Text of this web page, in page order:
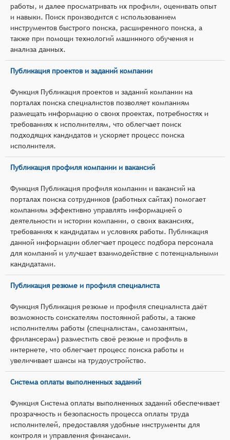
работы, и далее просматривать их профили, оценивать опыт
и навыки. Поиск производится с использованием
инструментов быстрого поиска, расширенного поиска, а
также при помощи технологий машинного обучения и
анализа данных.
Публикация проектов и заданий компании
Функция Публикация проектов и заданий компании на
порталах поиска специалистов позволяет компаниям
размещать информацию о своих проектах, потребностях и
требованиях к исполнителям, что облегчает поиск
подходящих кандидатов и ускоряет процесс поиска
исполнителя.
Публикация профиля компании и вакансий
Функция Публикация профиля компании и вакансий на
порталах поиска сотрудников (работных сайтах) помогает
компаниям эффективно управлять информацией о
деятельности и истории компании, о своих вакансиях,
требованиях к кандидатам и условиях работы. Публикация
данной информации облегчает процесс подбора персонала
для компаний и улучшает взаимодействие с потенциальными
кандидатами.
Публикация резюме и профиля специалиста
Функция Публикация резюме и профиля специалиста даёт
возможность соискателям постоянной работы, а также
исполнителям работы (специалистам, самозанятым,
фрилансерам) разместить своё резюме и профиль в
интернете, что облегчает процесс поиска работы и
увеличивает шансы на трудоустройство.
Система оплаты выполненных заданий
Функция Система оплаты выполненных заданий обеспечивает
прозрачность и безопасность процесса оплаты труда
исполнителей, предоставляя удобные инструменты для
контроля и управления финансами.